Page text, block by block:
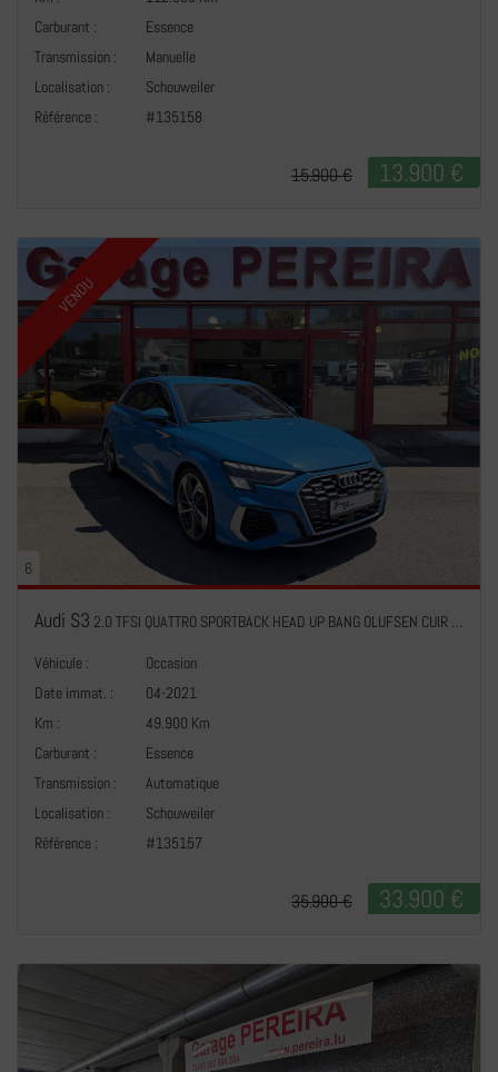
Carburant :
Essence
Transmission :
Manuelle
Localisation :
Schouweiler
Référence :
#135158
13.900 €
15.900 €
VENDU
6
Audi S3 2.0 TFSI QUATTRO SPORTBACK HEAD UP BANG OLUFSEN CUIR NAVI 1 HAND
Véhicule :
Occasion
Date immat. :
04-2021
Km :
49.900 Km
Carburant :
Essence
Transmission :
Automatique
Localisation :
Schouweiler
Référence :
#135157
33.900 €
35.900 €